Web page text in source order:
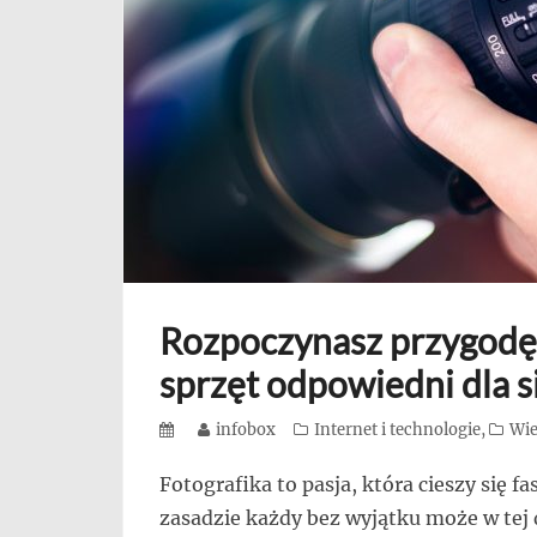
się,
uczą
innych
przedsiębiorczości
Rozpoczynasz
sprzęt odpowiedni dla
PostedAuthor
infobox Categories
Internet i technologie,
Fotografika to pasja, która cieszy się
zasadzie każdy bez wyjątku może w